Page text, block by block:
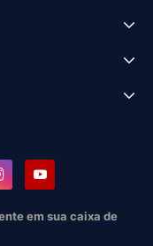
em sua caixa de